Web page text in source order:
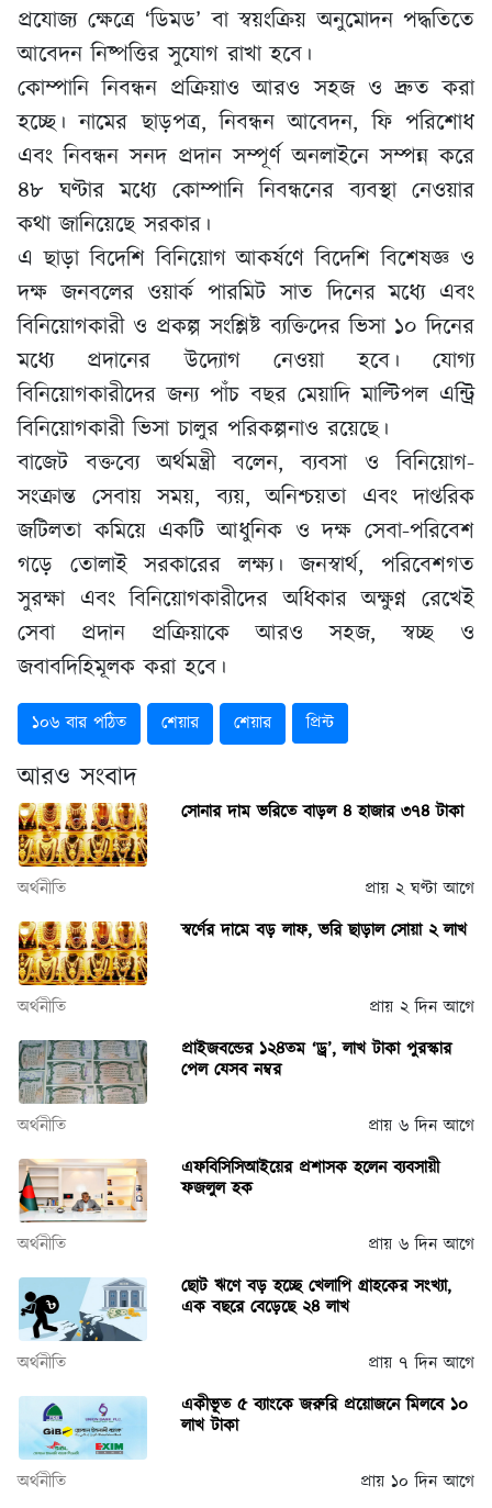
প্রযোজ্য ক্ষেত্রে ‘ডিমড’ বা স্বয়ংক্রিয় অনুমোদন পদ্ধতিতে
আবেদন নিষ্পত্তির সুযোগ রাখা হবে।
কোম্পানি নিবন্ধন প্রক্রিয়াও আরও সহজ ও দ্রুত করা
হচ্ছে। নামের ছাড়পত্র, নিবন্ধন আবেদন, ফি পরিশোধ
এবং নিবন্ধন সনদ প্রদান সম্পূর্ণ অনলাইনে সম্পন্ন করে
৪৮ ঘণ্টার মধ্যে কোম্পানি নিবন্ধনের ব্যবস্থা নেওয়ার
কথা জানিয়েছে সরকার।
এ ছাড়া বিদেশি বিনিয়োগ আকর্ষণে বিদেশি বিশেষজ্ঞ ও
দক্ষ জনবলের ওয়ার্ক পারমিট সাত দিনের মধ্যে এবং
বিনিয়োগকারী ও প্রকল্প সংশ্লিষ্ট ব্যক্তিদের ভিসা ১০ দিনের
মধ্যে প্রদানের উদ্যোগ নেওয়া হবে। যোগ্য
বিনিয়োগকারীদের জন্য পাঁচ বছর মেয়াদি মাল্টিপল এন্ট্রি
বিনিয়োগকারী ভিসা চালুর পরিকল্পনাও রয়েছে।
বাজেট বক্তব্যে অর্থমন্ত্রী বলেন, ব্যবসা ও বিনিয়োগ-
সংক্রান্ত সেবায় সময়, ব্যয়, অনিশ্চয়তা এবং দাপ্তরিক
জটিলতা কমিয়ে একটি আধুনিক ও দক্ষ সেবা-পরিবেশ
গড়ে তোলাই সরকারের লক্ষ্য। জনস্বার্থ, পরিবেশগত
সুরক্ষা এবং বিনিয়োগকারীদের অধিকার অক্ষুণ্ন রেখেই
সেবা প্রদান প্রক্রিয়াকে আরও সহজ, স্বচ্ছ ও
জবাবদিহিমূলক করা হবে।
১০৬ বার পঠিত শেয়ার শেয়ার প্রিন্ট
আরও সংবাদ
সোনার দাম ভ‌রি‌তে বাড়ল ৪ হাজার ৩৭৪ টাকা
অর্থনীতি
প্রায় ২ ঘণ্টা আগে
স্বর্ণের দামে বড় লাফ, ভরি ছাড়াল সোয়া ২ লাখ
অর্থনীতি
প্রায় ২ দিন আগে
প্রাইজবন্ডের ১২৪তম ‘ড্র’, লাখ টাকা পুরস্কার
পেল যেসব নম্বর
অর্থনীতি
প্রায় ৬ দিন আগে
এফবিসিসিআইয়ের প্রশাসক হলেন ব্যবসায়ী
ফজলুল হক
অর্থনীতি
প্রায় ৬ দিন আগে
ছোট ঋণে বড় হচ্ছে খেলাপি গ্রাহকের সংখ্যা,
এক বছরে বেড়েছে ২৪ লাখ
অর্থনীতি
প্রায় ৭ দিন আগে
একীভূত ৫ ব্যাংকে জরুরি প্রয়োজনে মিলবে ১০
লাখ টাকা
অর্থনীতি
প্রায় ১০ দিন আগে